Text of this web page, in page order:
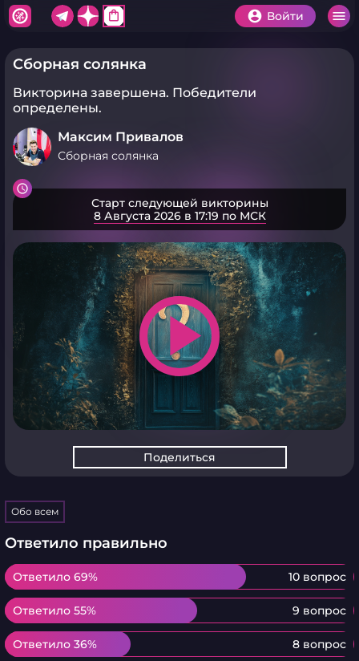
shopping_bag Войти
Сборная солянка
Викторина завершена. Победители
определены.
Максим Привалов
Сборная солянка
Старт следующей викторины
8 Августа 2026 в 17:19 по МСК
play_arrow
Поделиться
Обо всем
Ответило правильно
Ответило 69% 10 вопрос
Ответило 69%
Ответило 55% 9 вопрос
Ответило 55%
Ответило 36% 8 вопрос
Ответило 36%